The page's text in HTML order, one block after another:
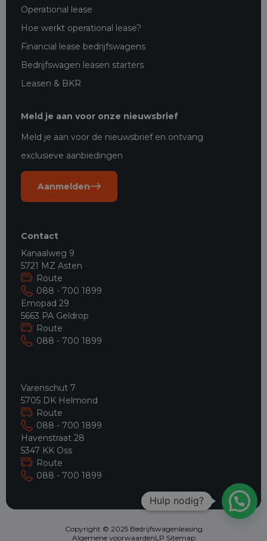
Operational lease
Hoe werkt operational lease?
Financial lease bedrijfswagens
Bedrijfswagen leasen starters
Leasen & BKR
Meld je aan voor onze nieuwsbrief
Meld je aan voor de nieuwsbrief en ontvang
exclusieve aanbiedingen
Aanmelden
Contact
Kanaalweg 9
5721 MZ Asten
Route
088 - 700 1899
Emopad 29
5663 PA Geldrop
Route
088 - 700 1899
Varenschut 7
5705 DK Helmond
Route
088 - 700 1899
Havenstraat 28
5347 KK Oss
Route
088 - 700 1899
Copyright © 2025 Bedrijfswagenleasing
Algemene voorwaardenLP Sitemap
Hulp nodig?